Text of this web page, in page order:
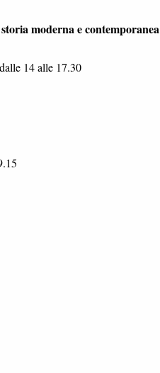
moderna e contemporanea
14 alle 17.30